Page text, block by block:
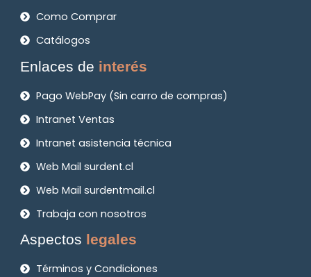
Como Comprar
Catálogos
Enlaces de interés
Pago WebPay (Sin carro de compras)
Intranet Ventas
Intranet asistencia técnica
Web Mail surdent.cl
Web Mail surdentmail.cl
Trabaja con nosotros
Aspectos legales
Términos y Condiciones